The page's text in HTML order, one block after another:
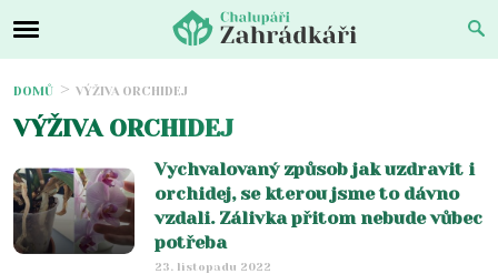
DOMŮ VÝŽIVA ORCHIDEJ
VÝŽIVA ORCHIDEJ
Vychvalovaný způsob jak uzdravit i
orchidej, se kterou jsme to dávno
vzdali. Zálivka přitom nebude vůbec
potřeba
23. listopadu 2022